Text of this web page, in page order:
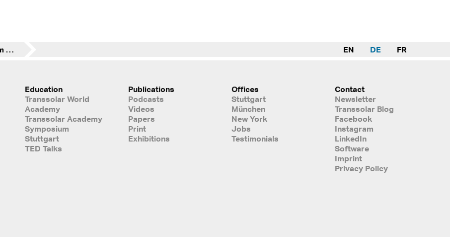
Wolfgang Kessling zum Thema 'Die Schweiz im Schwitzkasten' EN DE FR
Education
Transsolar World
Academy
Transsolar Academy
Symposium
Stuttgart
TED Talks
Publications
Podcasts
Videos
Papers
Print
Exhibitions
Offices
Stuttgart
München
New York
Jobs
Testimonials
Contact
Newsletter
Transsolar Blog
Facebook
Instagram
LinkedIn
Software
Imprint
Privacy Policy